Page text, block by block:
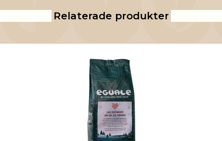
Relaterade produkter